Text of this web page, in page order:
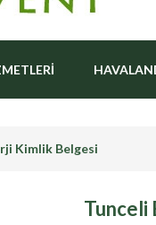
Kimlik Belgesi
Tunceli